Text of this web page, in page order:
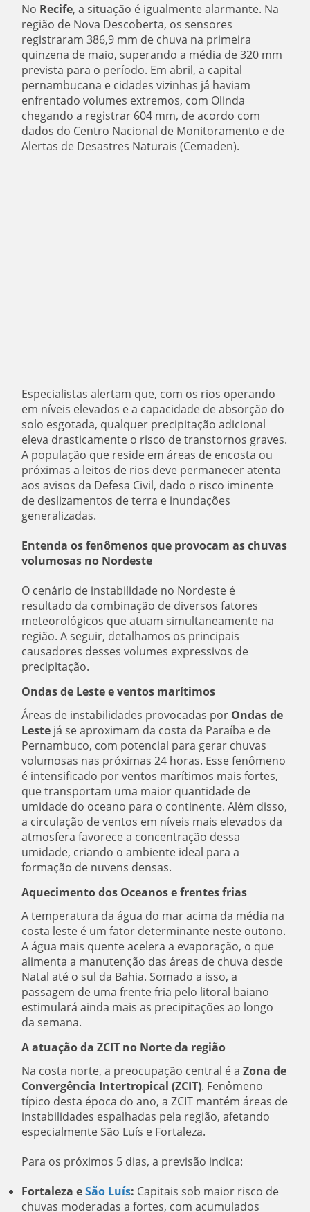
No Recife, a situação é igualmente alarmante. Na
região de Nova Descoberta, os sensores
registraram 386,9 mm de chuva na primeira
quinzena de maio, superando a média de 320 mm
prevista para o período. Em abril, a capital
pernambucana e cidades vizinhas já haviam
enfrentado volumes extremos, com Olinda
chegando a registrar 604 mm, de acordo com
dados do Centro Nacional de Monitoramento e de
Alertas de Desastres Naturais (Cemaden).
Especialistas alertam que, com os rios operando
em níveis elevados e a capacidade de absorção do
solo esgotada, qualquer precipitação adicional
eleva drasticamente o risco de transtornos graves.
A população que reside em áreas de encosta ou
próximas a leitos de rios deve permanecer atenta
aos avisos da Defesa Civil, dado o risco iminente
de deslizamentos de terra e inundações
generalizadas.
Entenda os fenômenos que provocam as chuvas
volumosas no Nordeste
O cenário de instabilidade no Nordeste é
resultado da combinação de diversos fatores
meteorológicos que atuam simultaneamente na
região. A seguir, detalhamos os principais
causadores desses volumes expressivos de
precipitação.
Ondas de Leste e ventos marítimos
Áreas de instabilidades provocadas por Ondas de
Leste já se aproximam da costa da Paraíba e de
Pernambuco, com potencial para gerar chuvas
volumosas nas próximas 24 horas. Esse fenômeno
é intensificado por ventos marítimos mais fortes,
que transportam uma maior quantidade de
umidade do oceano para o continente. Além disso,
a circulação de ventos em níveis mais elevados da
atmosfera favorece a concentração dessa
umidade, criando o ambiente ideal para a
formação de nuvens densas.
Aquecimento dos Oceanos e frentes frias
A temperatura da água do mar acima da média na
costa leste é um fator determinante neste outono.
A água mais quente acelera a evaporação, o que
alimenta a manutenção das áreas de chuva desde
Natal até o sul da Bahia. Somado a isso, a
passagem de uma frente fria pelo litoral baiano
estimulará ainda mais as precipitações ao longo
da semana.
A atuação da ZCIT no Norte da região
Na costa norte, a preocupação central é aZona de
Convergência Intertropical (ZCIT). Fenômeno
típico desta época do ano, a ZCIT mantém áreas de
instabilidades espalhadas pela região, afetando
especialmente São Luís e Fortaleza.
Para os próximos 5 dias, a previsão indica:
Fortaleza eSão Luís: Capitais sob maior risco de
chuvas moderadas a fortes, com acumulados